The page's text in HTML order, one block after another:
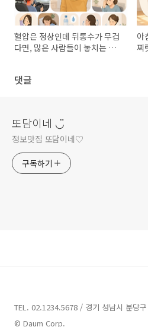
혈압은 정상인데 뒤통수가 무겁
다면, 많은 사람들이 놓치는 원
아
찌
댓글
또담이네 ◡̈
정보맛집 또담이네♡
구독하기
TEL. 02.1234.5678 / 경기 성남시 분당
© Daum Corp.